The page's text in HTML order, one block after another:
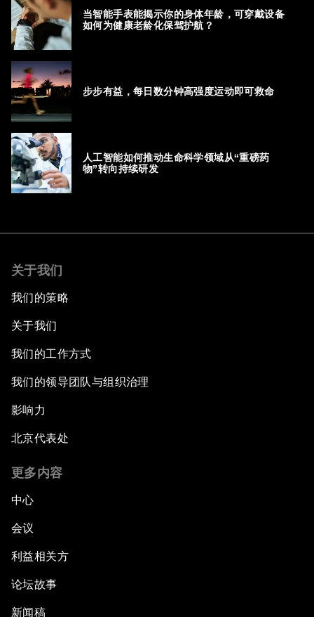
当智能手表能揭示你的身体年龄，可穿戴设备
如何为健康老龄化保驾护航？
步步有益，每日数分钟高强度运动即可救命
人工智能如何推动生命科学领域从“重磅药
物”转向持续研发
关于我们
我们的策略
关于我们
我们的工作方式
我们的领导团队与组织治理
影响力
北京代表处
更多内容
中心
会议
利益相关方
论坛故事
新闻稿